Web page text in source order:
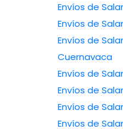
Envíos de
Envíos de
Envíos de
Cuernavaca
Envíos de
Envíos de
Envíos de
Envíos de